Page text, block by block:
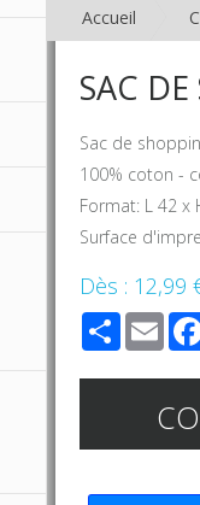
Accueil
SAC
Sac de
100% coton -
Format: L 42 x
Surface
Dès : 12,99
Share